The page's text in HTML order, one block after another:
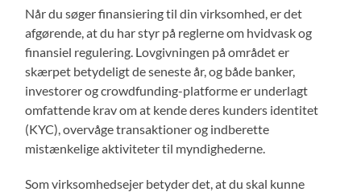
Når du søger finansiering til din virksomhed, er det
afgørende, at du har styr på reglerne om hvidvask og
finansiel regulering. Lovgivningen på området er
skærpet betydeligt de seneste år, og både banker,
investorer og crowdfunding-platforme er underlagt
omfattende krav om at kende deres kunders identitet
(KYC), overvåge transaktioner og indberette
mistænkelige aktiviteter til myndighederne.
Som virksomhedsejer betyder det, at du skal kunne